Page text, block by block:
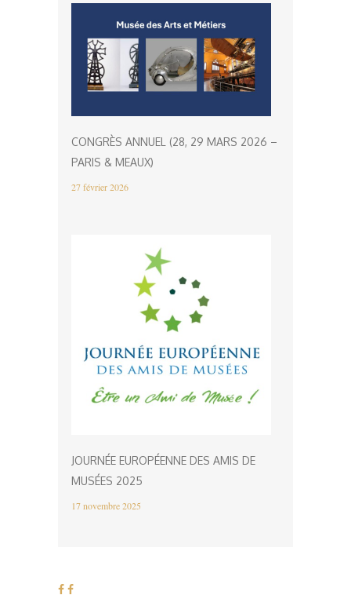
CONGRÈS ANNUEL (28, 29 MARS 2026 –
PARIS & MEAUX)
27 février 2026
JOURNÉE EUROPÉENNE DES AMIS DE
MUSÉES 2025
17 novembre 2025